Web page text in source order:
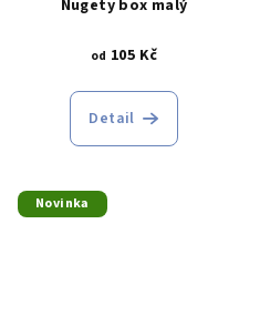
Nugety box malý
od 105 Kč
Detail
Novinka